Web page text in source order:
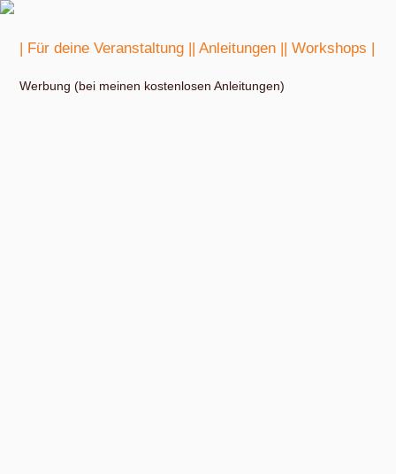
| Für deine Veranstaltung || Anleitungen || Workshops |
Werbung (bei meinen kostenlosen Anleitungen)